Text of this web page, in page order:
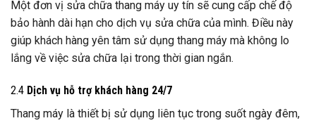
Một đơn vị sửa chữa thang máy uy tín sẽ cung cấp chế độ
bảo hành dài hạn cho dịch vụ sửa chữa của mình. Điều này
giúp khách hàng yên tâm sử dụng thang máy mà không lo
lắng về việc sửa chữa lại trong thời gian ngắn.
2.4 Dịch vụ hỗ trợ khách hàng 24/7
Thang máy là thiết bị sử dụng liên tục trong suốt ngày đêm,